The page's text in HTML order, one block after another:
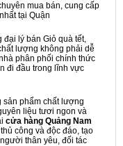
mua bán, cung cấp
tại Quận
đại lý bán Giỏ quà tết,
lượng không phải dễ
phân phối chính thức
đi đầu trong lĩnh vực
sản phẩm chất lượng
liệu tươi ngon và
cửa hàng Quảng Nam
công và độc đáo, tạo
thân yêu, đối tác